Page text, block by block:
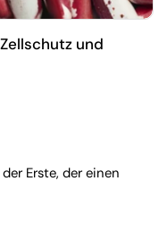
und
Erste, der einen